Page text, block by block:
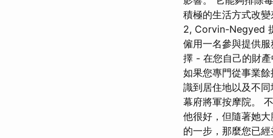
積極的生活方式改
2, Corvin-Negyed
僱用一名參與提供
擇 - 在您自己的財產
如果您專門從事業
識到居住地以及不
幕府將軍按摩院。
他很好，但隨著她
的一步，那麼您已